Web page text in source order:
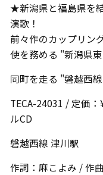
★新潟県と福島県を
演歌！
前々作のカップリン
使を務める "新潟県
同町を走る "磐越西
TECA-24031 / 定価
ルCD
磐越西線 津川駅
作詞：麻こよみ / 作